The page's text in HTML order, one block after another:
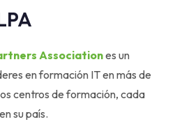
Associationes un
en formación IT en más de
centros de formación, cada
su país.